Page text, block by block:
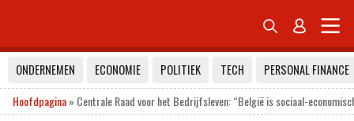
 
ONDERNEMEN ECONOMIE POLITIEK TECH
PERSONAL FINANCE
Hoofdpagina» Centrale Raad voor het Bedrijfsleven: “België is sociaal-